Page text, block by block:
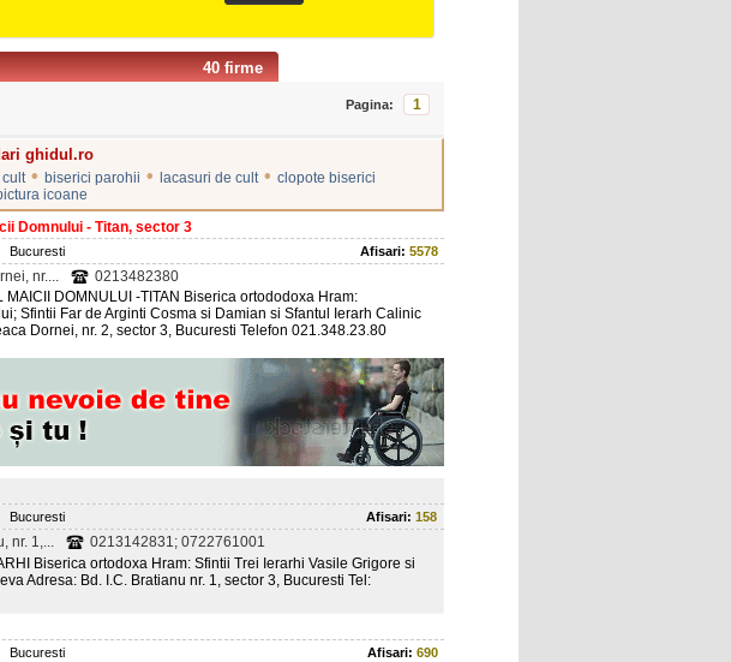
40 firme
Pagina: 1
ghidul.ro
• biserici parohii • lacasuri de cult • clopote biserici
icoane
Domnului - Titan, sector 3
Bucuresti Afisari: 5578
nr....
0213482380
MAICII DOMNULUI -TITAN Biserica ortododoxa Hram:
Sfintii Far de Arginti Cosma si Damian si Sfantul Ierarh Calinic
Dornei, nr. 2, sector 3, Bucuresti Telefon 021.348.23.80
Bucuresti Afisari: 158
nr. 1,...
0213142831; 0722761001
Biserica ortodoxa Hram: Sfintii Trei Ierarhi Vasile Grigore si
Adresa: Bd. I.C. Bratianu nr. 1, sector 3, Bucuresti Tel:
Bucuresti Afisari: 690